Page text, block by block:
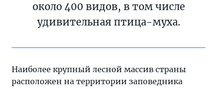
около 400 видов, в том числе
удивительная птица-муха.
Наиболее крупный лесной массив страны
расположен на территории заповедника